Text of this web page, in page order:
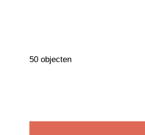
50 objecten